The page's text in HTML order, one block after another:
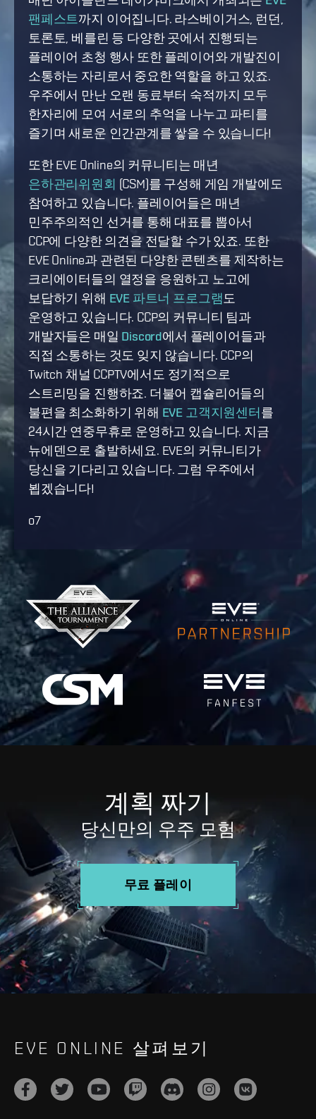
팬페스트까지 이어집니다. 라스베이거스, 런던,
토론토, 베를린 등 다양한 곳에서 진행되는
플레이어 초청 행사 또한 플레이어와 개발진이
소통하는 자리로서 중요한 역할을 하고 있죠.
우주에서 만난 오랜 동료부터 숙적까지 모두
한자리에 모여 서로의 추억을 나누고 파티를
즐기며 새로운 인간관계를 쌓을 수 있습니다!
또한 EVE Online의 커뮤니티는 매년
은하관리위원회 (CSM)를 구성해 게임 개발에도
참여하고 있습니다. 플레이어들은 매년
민주주의적인 선거를 통해 대표를 뽑아서
CCP에 다양한 의견을 전달할 수가 있죠. 또한
EVE Online과 관련된 다양한 콘텐츠를 제작하는
크리에이터들의 열정을 응원하고 노고에
보답하기 위해 EVE 파트너 프로그램도
운영하고 있습니다. CCP의 커뮤니티 팀과
개발자들은 매일 Discord에서 플레이어들과
직접 소통하는 것도 잊지 않습니다. CCP의
Twitch 채널 CCPTV에서도 정기적으로
스트리밍을 진행하죠. 더불어 캡슐리어들의
불편을 최소화하기 위해 EVE 고객지원센터를
24시간 연중무휴로 운영하고 있습니다. 지금
뉴에덴으로 출발하세요. EVE의 커뮤니티가
당신을 기다리고 있습니다. 그럼 우주에서
뵙겠습니다!
o7
계획 짜기
당신만의 우주 모험
무료 플레이
EVE ONLINE 살펴보기